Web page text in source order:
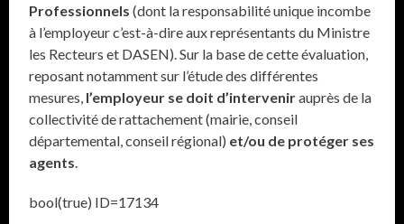
Professionnels (dont la responsabilité unique incombe
à l’employeur c’est-à-dire aux représentants du Ministre
les Recteurs et DASEN). Sur la base de cette évaluation,
reposant notamment sur l’étude des différentes
mesures, l’employeur se doit d’intervenirauprès de la
collectivité de rattachement (mairie, conseil
départemental, conseil régional) et/ou de protéger ses
agents
bool(true) ID=17134